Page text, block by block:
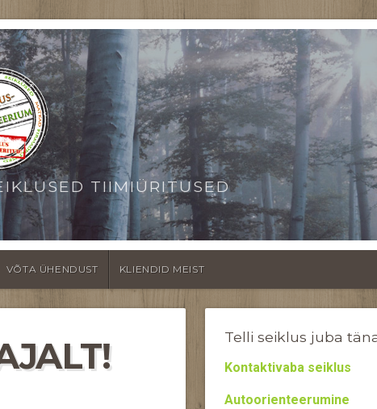
TIIMIÜRITUSED
VÕTA ÜHENDUST KLIENDID MEIST
Telli seiklus juba
Kontaktivaba seiklus
Autoorienteerumine